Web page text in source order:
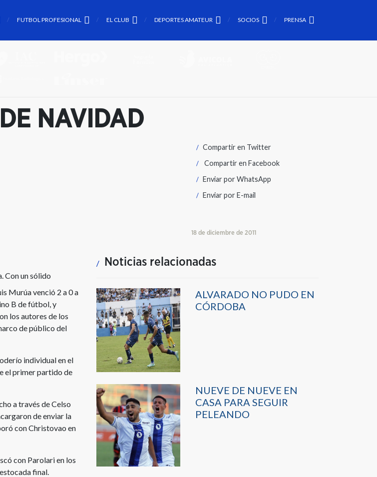
FUTBOL PROFESIONAL EL CLUB DEPORTES AMATEUR SOCIOS PRENSA
NAVIDAD
Compartir en Twitter
Compartir en Facebook
Enviar porWhatsApp
Enviar porE-mail
18 de diciembre de 2011
Con un sólido
Murúa venció 2 a 0 a
B de fútbol, y
los autores de los
de público del
individual en el
el primer partido de
a través de Celso
de enviar la
con Christovao en
con Parolari en los
final.
Noticias relacionadas
ALVARADO NO PUDO EN
CÓRDOBA
NUEVE DE NUEVE EN
CASA PARA SEGUIR
PELEANDO